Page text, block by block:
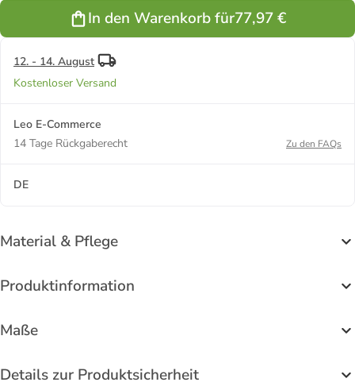
In den Warenkorb für77,97 €
12. - 14. August
Kostenloser Versand
Leo E-Commerce
14 Tage Rückgaberecht
Zu den FAQs
DE
Material & Pflege
Produktinformation
Maße
Details zur Produktsicherheit